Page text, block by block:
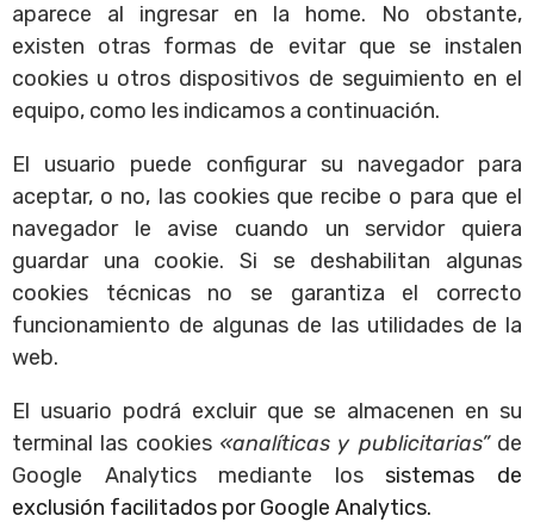
aparece al ingresar en la home. No obstante,
existen otras formas de evitar que se instalen
cookies u otros dispositivos de seguimiento en el
equipo, como les indicamos a continuación.
El usuario puede configurar su navegador para
aceptar, o no, las cookies que recibe o para que el
navegador le avise cuando un servidor quiera
guardar una cookie. Si se deshabilitan algunas
cookies técnicas no se garantiza el correcto
funcionamiento de algunas de las utilidades de la
web.
El usuario podrá excluir que se almacenen en su
terminal las cookies «analíticas y publicitarias”de
Google Analytics mediante lossistemas de
exclusión facilitados por Google Analytics.